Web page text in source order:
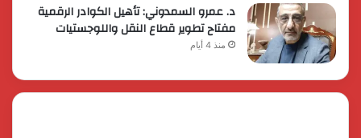
د. عمرو السمدوني: تأهيل الكوادر الرقمية
مفتاح تطوير قطاع النقل واللوجستيات
منذ 4 أيام